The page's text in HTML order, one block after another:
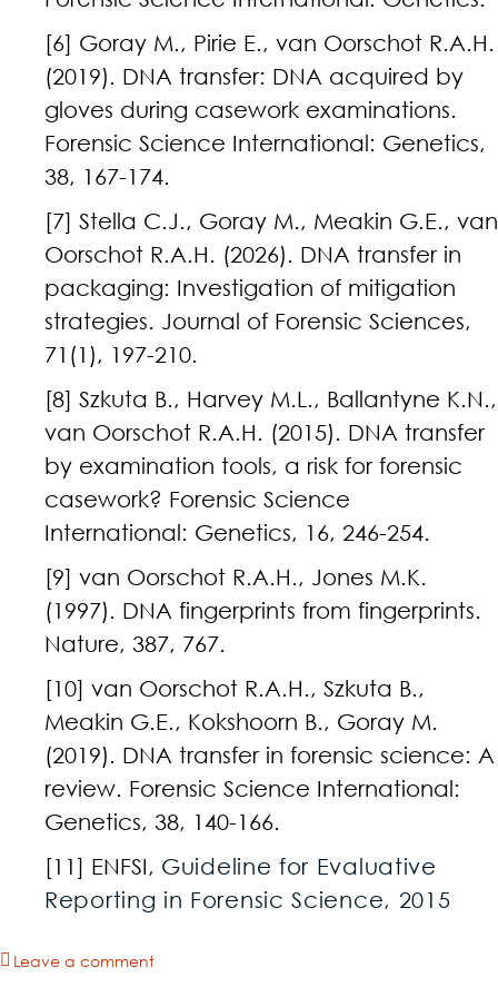
[6] Goray M., Pirie E., van Oorschot R.A.H.
(2019). DNA transfer: DNA acquired by
gloves during casework examinations.
Forensic Science International: Genetics,
38, 167-174.
[7] Stella C.J., Goray M., Meakin G.E., van
Oorschot R.A.H. (2026). DNA transfer in
packaging: Investigation of mitigation
strategies. Journal of Forensic Sciences,
71(1), 197-210.
[8] Szkuta B., Harvey M.L., Ballantyne K.N.,
van Oorschot R.A.H. (2015). DNA transfer
by examination tools, a risk for forensic
casework? Forensic Science
International: Genetics, 16, 246-254.
[9] van Oorschot R.A.H., Jones M.K.
(1997). DNA fingerprints from fingerprints.
Nature, 387, 767.
[10] van Oorschot R.A.H., Szkuta B.,
Meakin G.E., Kokshoorn B., Goray M.
(2019). DNA transfer in forensic science: A
review. Forensic Science International:
Genetics, 38, 140-166.
[11] ENFSI, Guideline for Evaluative
Reporting in Forensic Science, 2015
Leave a comment